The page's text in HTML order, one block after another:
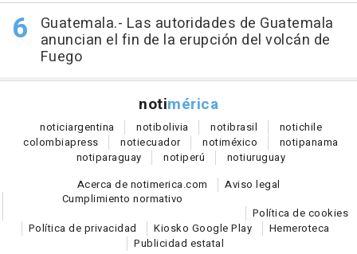
Guatemala.- Las autoridades de Guatemala
anuncian el fin de la erupción del volcán de
Fuego
notimérica
noticiargentina notibolivia notibrasil notichile
colombiapress notiecuador notiméxico notipanama
notiparaguay notiperú notiuruguay
Acerca de notimerica.com
Aviso legal
Cumplimiento normativo
Política de cookies
Política de privacidad
Kiosko Google Play
Hemeroteca
Publicidad estatal